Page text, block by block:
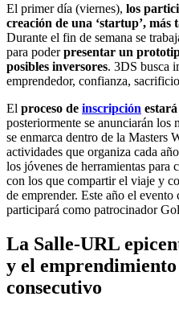
El primer día (viernes), los
creación de una ‘startup’, más
Durante el fin de semana se
para poderpresentar un
posibles inversores. 3DS busca
emprendedor, confianza,
El proceso de inscripción
posteriormente se anunciarán los
se enmarca dentro de la Masters
actividades que organiza cada
los jóvenes de herramientas para
con los que compartir el viaje y
de emprender. Este año el
participará como patrocinador
La Salle-URL
y el
consecutivo